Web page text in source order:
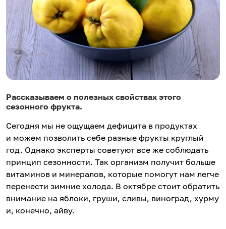
Рассказываем о полезных свойствах этого
сезонного фрукта.
Сегодня мы не ощущаем дефицита в продуктах
и можем позволить себе разные фрукты круглый
год. Однако эксперты советуют все же соблюдать
принцип сезонности. Так организм получит больше
витаминов и минералов, которые помогут нам легче
перенести зимние холода. В октябре стоит обратить
внимание на яблоки, груши, сливы, виноград, хурму
и, конечно, айву.